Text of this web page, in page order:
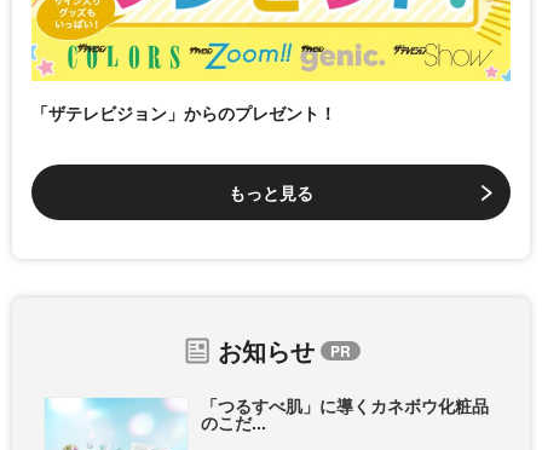
「ザテレビジョン」からのプレゼント！
もっと見る
お知らせ
「つるすべ肌」に導くカネボウ化粧品
のこだ...